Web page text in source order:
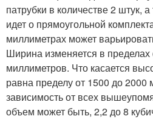
патрубки в количестве 2 штук,
идет о прямоугольной
миллиметрах может
Ширина изменяется в пределах
миллиметров. Что касается
равна пределу от 1500 до 2000
зависимость от всех
объем может быть, 2,2 до 8